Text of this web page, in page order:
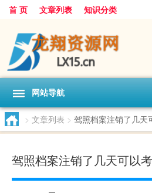
首 页 文章列表 知识分类
网站导航
> 文章列表 > 驾照档案注销了几天
驾照档案注销了几天可以